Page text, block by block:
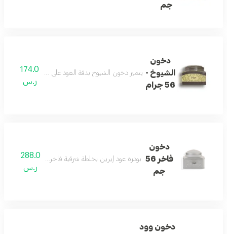
جم
دخون
الشيوخ -
56 جرام
يتميز دخون الشيوخ بدقة العود على خلطة شرقية
174.0
ر.س
دخون
فاخر 56
جم
بودرة عود إيرين بخلطة شرقية فاخرة للاستخدام
288.0
ر.س
دخون وود